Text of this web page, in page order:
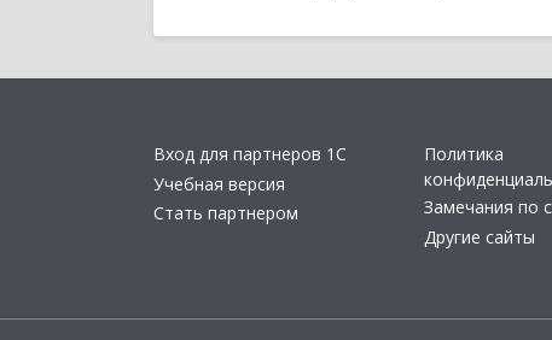
Вход для партнеров 1С
Учебная версия
Стать партнером
Политика
Замечания по
Другие сайты